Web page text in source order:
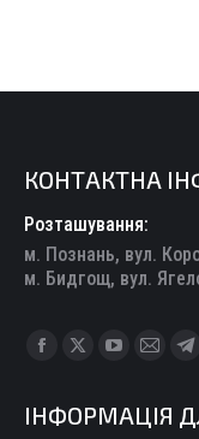
КОНТАКТНА
Розташування:
м. Познань, вул.
м. Бидгощ, вул.
Find us on:
Facebook
opens
X
opens
YouTube
opens
Mail
opens
ІНФОРМАЦІЯ